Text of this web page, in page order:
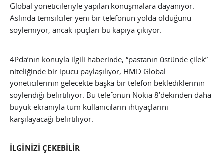
Global yöneticileriyle yapılan konuşmalara dayanıyor.
Aslında temsilciler yeni bir telefonun yolda olduğunu
söylemiyor, ancak ipuçları bu kapıya çıkıyor.
4Pda’nın konuyla ilgili haberinde, “pastanın üstünde çilek”
niteliğinde bir ipucu paylaşılıyor, HMD Global
yöneticilerinin gelecekte başka bir telefon beklediklerinin
söylendiği belirtiliyor. Bu telefonun Nokia 8’dekinden daha
büyük ekranıyla tüm kullanıcıların ihtiyaçlarını
karşılayacağı belirtiliyor.
İLGİNİZİ ÇEKEBİLİR